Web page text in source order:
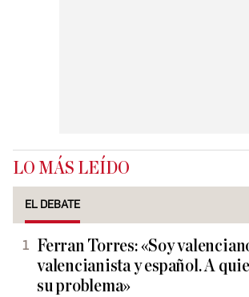
LO MÁS LEÍDO
EL DEBATE
Ferran Torres: «Soy
valencianista y español. A
su problema»